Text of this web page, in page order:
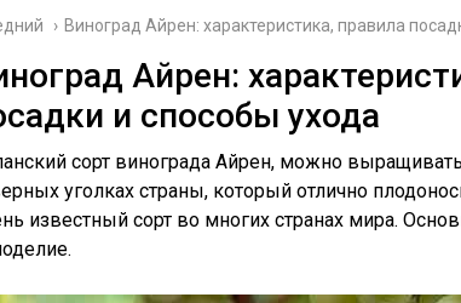
› Виноград Айрен: характеристика, правила
Айрен:
и способы ухода
сорт винограда Айрен, можно
уголках страны, который отлично
известный сорт во многих странах мира.